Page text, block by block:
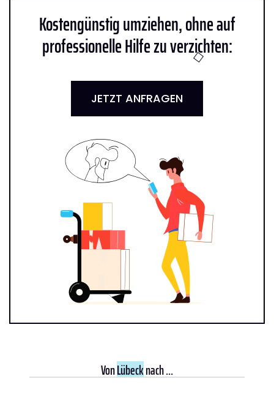
Kostengünstig umziehen, ohne auf
professionelle Hilfe zu verzichten:
JETZT ANFRAGEN
VonLübecknach ...